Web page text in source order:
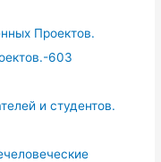
Проектов.
603
и студентов.